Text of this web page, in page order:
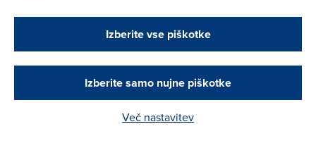
Zapri
Podarjamo vam 10 €!
Obstoječi in novi AMZS člani, ki boste v AMZS
opravili registracijo vozila, boste prejeli
vrednostno darilno kartico z dobroimetjem v višini
Kako do darila?
Izberite vse piškotke
Izberite samo nujne piškotke
Več nastavitev